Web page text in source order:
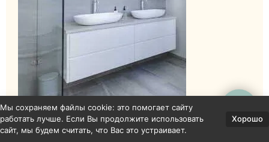
Раковины для ванной
Мы сохраняем файлы cookie: это помогает сайту
работать лучше. Если Вы продолжите использовать
сайт, мы будем считать, что Вас это устраивает.
Хорошо